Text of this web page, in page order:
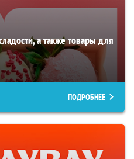
а также товары для
ПОДРОБНЕЕ